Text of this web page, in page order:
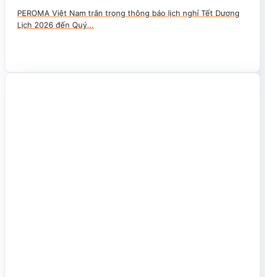
PEROMA Việt Nam trân trọng thông báo lịch nghỉ Tết Dương
Lịch 2026 đến Quý...